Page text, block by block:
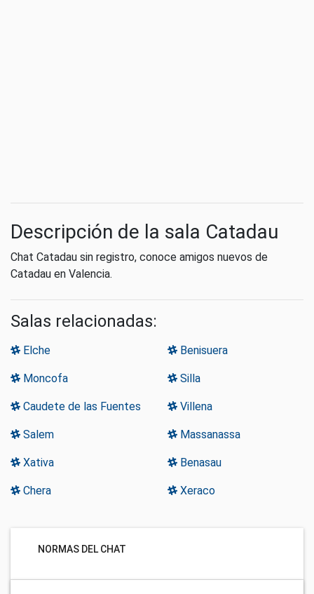
Descripción de la sala Catadau
Chat Catadau sin registro, conoce amigos nuevos de
Catadau en Valencia.
Salas relacionadas:
Elche Benisuera
Moncofa Silla
Caudete de las Fuentes Villena
Salem Massanassa
Xativa Benasau
Chera Xeraco
NORMAS DEL CHAT